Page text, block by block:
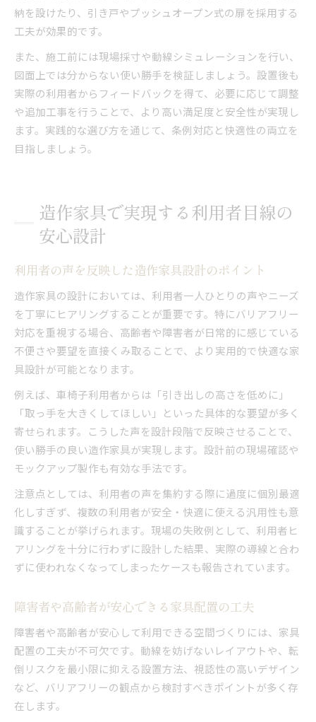
納を設けたり、引き戸やプッシュオープン式の扉を採用する
工夫が効果的です。
また、施工前には現場採寸や動線シミュレーションを行い、
図面上では分からない使い勝手を検証しましょう。設置後も
実際の利用者からフィードバックを得て、必要に応じて調整
や追加工事を行うことで、より高い満足度と安全性が実現し
ます。実践的な選び方を通じて、条例対応と快適性の両立を
目指しましょう。
造作家具で実現する利用者目線の
安心設計
利用者の声を反映した造作家具設計のポイント
造作家具の設計においては、利用者一人ひとりの声やニーズ
を丁寧にヒアリングすることが重要です。特にバリアフリー
対応を重視する場合、高齢者や障害者が日常的に感じている
不便さや要望を直接くみ取ることで、より実用的で快適な家
具設計が可能となります。
例えば、車椅子利用者からは「引き出しの高さを低めに」
「取っ手を大きくしてほしい」といった具体的な要望が多く
寄せられます。こうした声を設計段階で反映させることで、
使い勝手の良い造作家具が実現します。設計前の現場確認や
モックアップ製作も有効な手法です。
注意点としては、利用者の声を集約する際に過度に個別最適
化しすぎず、複数の利用者が安全・快適に使える汎用性も意
識することが挙げられます。現場の失敗例として、利用者ヒ
アリングを十分に行わずに設計した結果、実際の導線と合わ
ずに使われなくなってしまったケースも報告されています。
障害者や高齢者が安心できる家具配置の工夫
障害者や高齢者が安心して利用できる空間づくりには、家具
配置の工夫が不可欠です。動線を妨げないレイアウトや、転
倒リスクを最小限に抑える設置方法、視認性の高いデザイン
など、バリアフリーの観点から検討すべきポイントが多く存
在します。